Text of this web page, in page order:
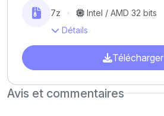
7z
Intel / AMD 32 bits
Détails
Télécharger
Avis et commentaires